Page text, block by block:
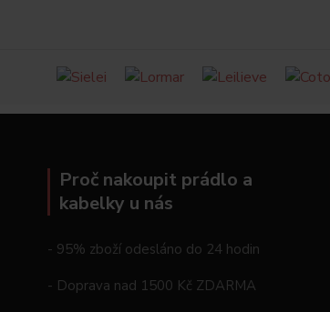
Proč nakoupit prádlo a
kabelky u nás
- 95% zboží odesláno do 24 hodin
- Doprava nad 1500 Kč ZDARMA